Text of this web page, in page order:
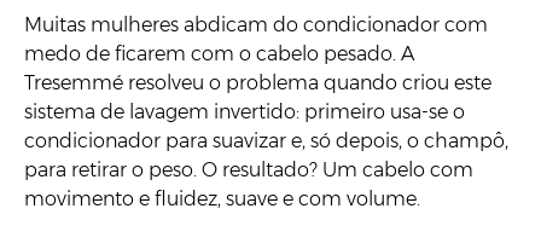
Muitas mulheres abdicam do condicionador com
medo de ficarem com o cabelo pesado. A
Tresemmé resolveu o problema quando criou este
sistema de lavagem invertido: primeiro usa-se o
condicionador para suavizar e, só depois, o champô,
para retirar o peso. O resultado? Um cabelo com
movimento e fluidez, suave e com volume.